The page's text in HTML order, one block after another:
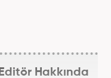
Editör Hakkında